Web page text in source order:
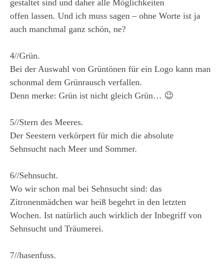
gestaltet sind und daher alle Möglichkeiten
offen lassen. Und ich muss sagen – ohne Worte ist ja
auch manchmal ganz schön, ne?
4//Grün.
Bei der Auswahl von Grüntönen für ein Logo kann man
schonmal dem Grünrausch verfallen.
Denn merke: Grün ist nicht gleich Grün… 😉
5//Stern des Meeres.
Der Seestern verkörpert für mich die absolute
Sehnsucht nach Meer und Sommer.
6//Sehnsucht.
Wo wir schon mal bei Sehnsucht sind: das
Zitronenmädchen war heiß begehrt in den letzten
Wochen. Ist natürlich auch wirklich der Inbegriff von
Sehnsucht und Träumerei.
7//hasenfuss.